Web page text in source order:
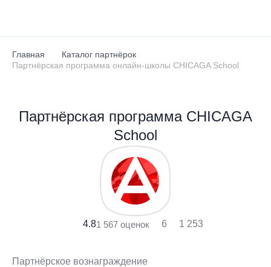
Главная
Каталог партнёрок
Партнёрская программа онлайн-школы CHICAGA School
Партнёрская программа CHICAGA
School
4.81 567 оценок 6 1 253
Партнёрское вознаграждение